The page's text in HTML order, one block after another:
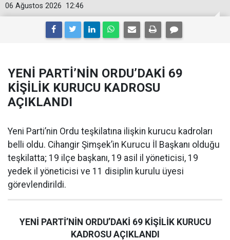
12:46
06 Ağustos 2026
YENİ PARTİ’NİN ORDU’DAKİ 69
KİŞİLİK KURUCU KADROSU
AÇIKLANDI
Yeni Parti’nin Ordu teşkilatına ilişkin kurucu kadroları
belli oldu. Cihangir Şimşek’in Kurucu İl Başkanı olduğu
teşkilatta; 19 ilçe başkanı, 19 asil il yöneticisi, 19
yedek il yöneticisi ve 11 disiplin kurulu üyesi
görevlendirildi.
YENİ PARTİ’NİN ORDU’DAKİ 69 KİŞİLİK KURUCU
KADROSU AÇIKLANDI